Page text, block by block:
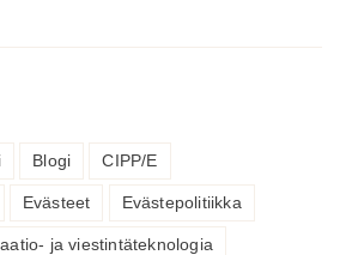
Blogi CIPP/E
Evästeet Evästepolitiikka
ja viestintäteknologia